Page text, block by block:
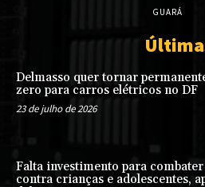
GUARÁ
Delmasso quer tornar
zero para carros elétricos no DF
23 de julho de 2026
Falta investimento para
contra crianças e adolescentes,